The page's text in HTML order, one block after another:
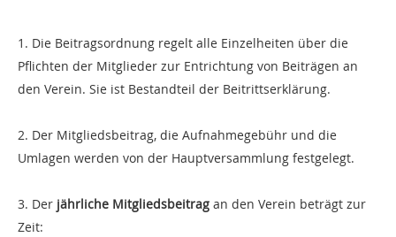
1. Die Beitragsordnung regelt alle Einzelheiten über die
Pflichten der Mitglieder zur Entrichtung von Beiträgen an
den Verein. Sie ist Bestandteil der Beitrittserklärung.
2. Der Mitgliedsbeitrag, die Aufnahmegebühr und die
Umlagen werden von der Hauptversammlung festgelegt.
3. Der jährliche Mitgliedsbeitrag an den Verein beträgt zur
Zeit: